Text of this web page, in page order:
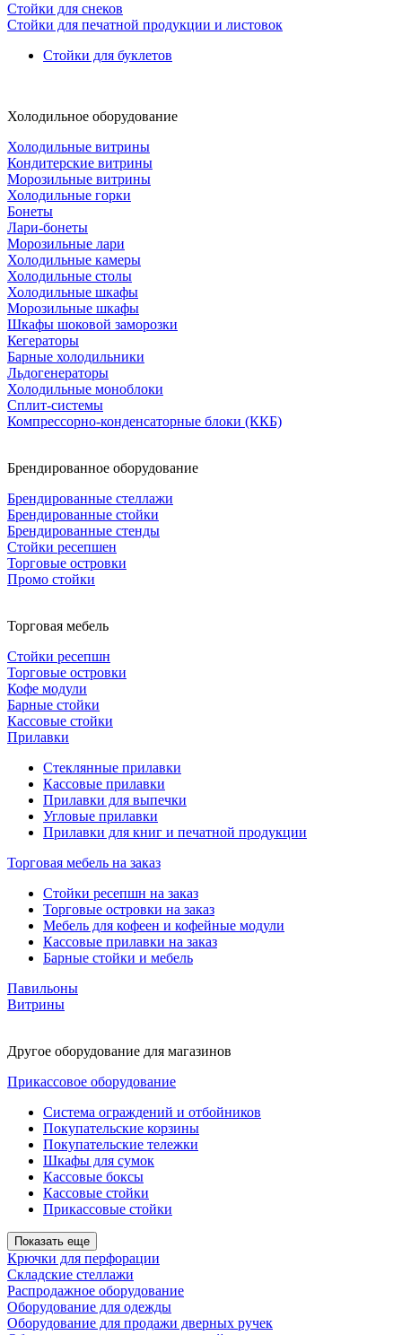
Стойки для снеков
Стойки для печатной продукции и листовок
Стойки для буклетов
Холодильное оборудование
Холодильные витрины
Кондитерские витрины
Морозильные витрины
Холодильные горки
Бонеты
Лари-бонеты
Морозильные лари
Холодильные камеры
Холодильные столы
Холодильные шкафы
Морозильные шкафы
Шкафы шоковой заморозки
Кегераторы
Барные холодильники
Льдогенераторы
Холодильные моноблоки
Сплит-системы
Компрессорно-конденсаторные блоки (ККБ)
Брендированное оборудование
Брендированные стеллажи
Брендированные стойки
Брендированные стенды
Стойки ресепшен
Торговые островки
Промо стойки
Торговая мебель
Стойки ресепшн
Торговые островки
Кофе модули
Барные стойки
Кассовые стойки
Прилавки
Стеклянные прилавки
Кассовые прилавки
Прилавки для выпечки
Угловые прилавки
Прилавки для книг и печатной продукции
Торговая мебель на заказ
Стойки ресепшн на заказ
Торговые островки на заказ
Мебель для кофеен и кофейные модули
Кассовые прилавки на заказ
Барные стойки и мебель
Павильоны
Витрины
Другое оборудование для магазинов
Прикассовое оборудование
Система ограждений и отбойников
Покупательские корзины
Покупательские тележки
Шкафы для сумок
Кассовые боксы
Кассовые стойки
Прикассовые стойки
Показать еще
Крючки для перфорации
Складские стеллажи
Распродажное оборудование
Оборудование для одежды
Оборудование для продажи дверных ручек